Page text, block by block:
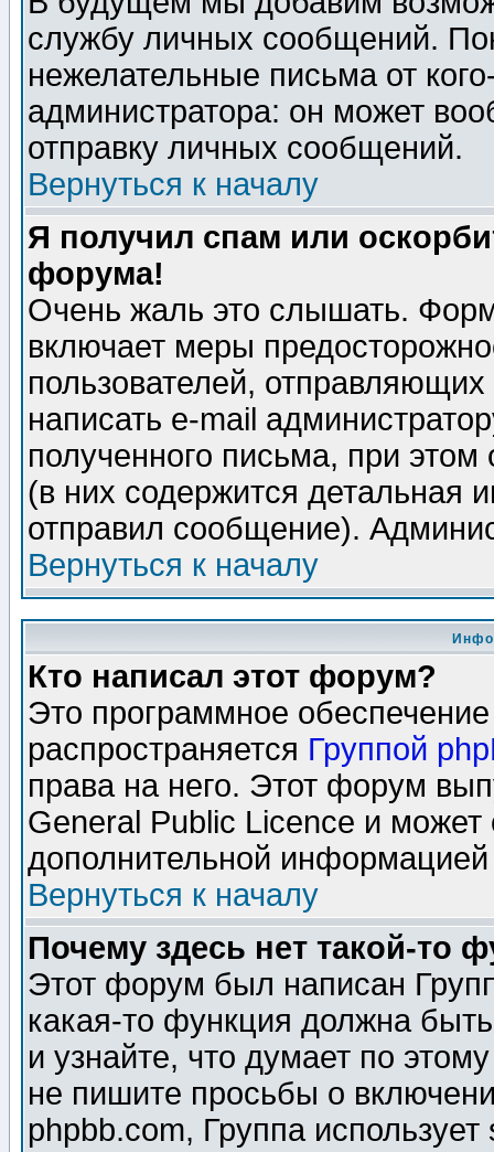
службу личных сообщений.
нежелательные письма от
администратора: он может
отправку личных сообщений.
Вернуться к началу
Я получил спам или
форума!
Очень жаль это слышать.
включает меры
пользователей,
написать e-mail
полученного письма, при этом
(в них содержится детальная
отправил сообщение).
Вернуться к началу
Кто написал этот форум?
Это программное
распространяется Группой
права на него. Этот форум
General Public Licence и может
дополнительной
Вернуться к началу
Почему здесь нет такой-то
Этот форум был написан
какая-то функция должна
и узнайте, что думает по
не пишите просьбы о
phpbb.com, Группа